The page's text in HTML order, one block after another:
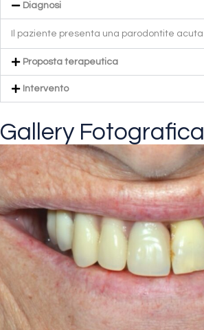
Diagnosi
Il paziente presenta una parodontite acuta
Proposta terapeutica
Intervento
Gallery Fotografica